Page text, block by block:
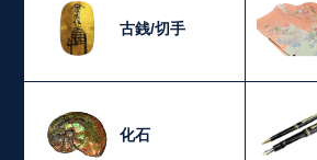
古銭/切手
化石